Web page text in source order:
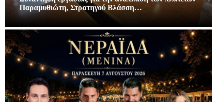
Παραμυθιώτη, Στρατηγού Βλάσση…